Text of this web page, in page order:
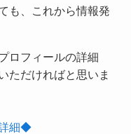
も、これから情報発
ロフィールの詳細
ただければと思いま
細◆